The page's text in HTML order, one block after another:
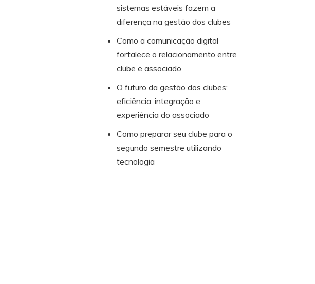
sistemas estáveis fazem a
diferença na gestão dos clubes
Como a comunicação digital
fortalece o relacionamento entre
clube e associado
O futuro da gestão dos clubes:
eficiência, integração e
experiência do associado
Como preparar seu clube para o
segundo semestre utilizando
tecnologia